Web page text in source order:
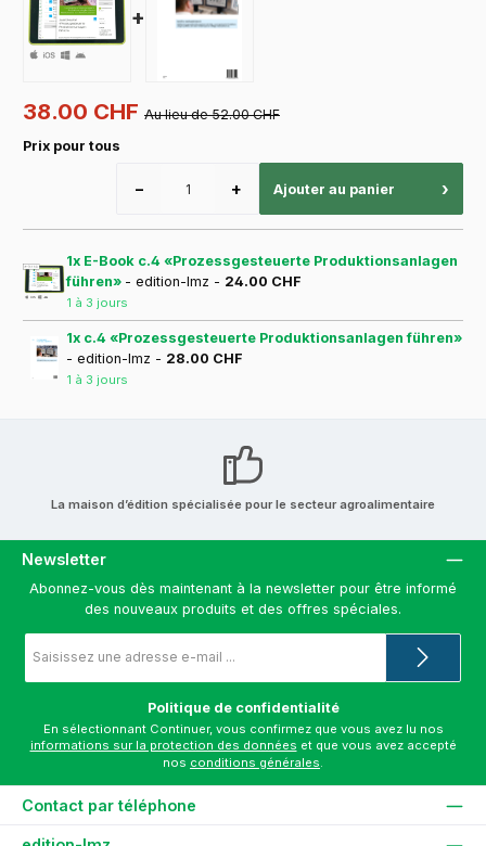
+
38.00 CHF Au lieu de 52.00 CHF
Prix pour tous
− + Ajouter au panier ›
1x E-Book c.4 «Prozessgesteuerte Produktionsanlagen
führen» - edition-lmz - 24.00 CHF
1 à 3 jours
1x c.4 «Prozessgesteuerte Produktionsanlagen führen»
- edition-lmz - 28.00 CHF
1 à 3 jours
La maison d’édition spécialisée pour le secteur agroalimentaire
Newsletter
Abonnez-vous dès maintenant à la newsletter pour être informé
des nouveaux produits et des offres spéciales.
e-
*
Politique de confidentialité
informations sur la protection des données et que vous avez accepté
nos conditions générales.
Contact par téléphone